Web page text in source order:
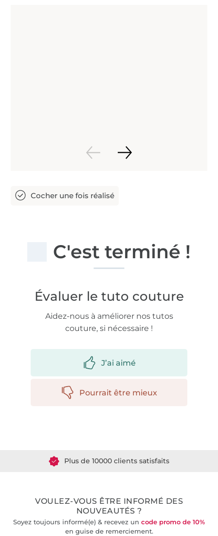
C'est terminé !
Évaluer le tuto couture
Aidez-nous à améliorer nos tutos
couture, si nécessaire !
J’ai aimé
Pourrait être mieux
VOULEZ-VOUS ÊTRE INFORMÉ DES
NOUVEAUTÉS ?
Soyez toujours informé(e) & recevez un code promo de 10%
en guise de remerciement.